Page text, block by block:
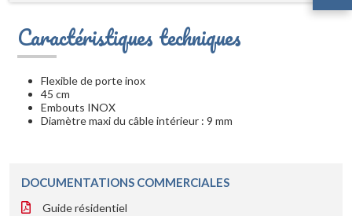
Caractéristiques techniques
Flexible de porte inox
45 cm
Embouts INOX
Diamètre maxi du câble intérieur : 9 mm
DOCUMENTATIONS COMMERCIALES
Guide résidentiel